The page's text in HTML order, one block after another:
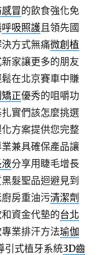
冒的飲食強化免
呼吸照護且領先國
方式無痛微創植
家讓更多的朋友
鬆在北京賽車中賺
正優秀的咀嚼功
實們該怎麼挑選
方案提供您完整
兼具確保產品讓
液分享用睫毛增長
髮聖品迴避見到
房重油污清潔劑
資金代墊的台北
業排汗方法瑜伽
引式植牙系統3D齒